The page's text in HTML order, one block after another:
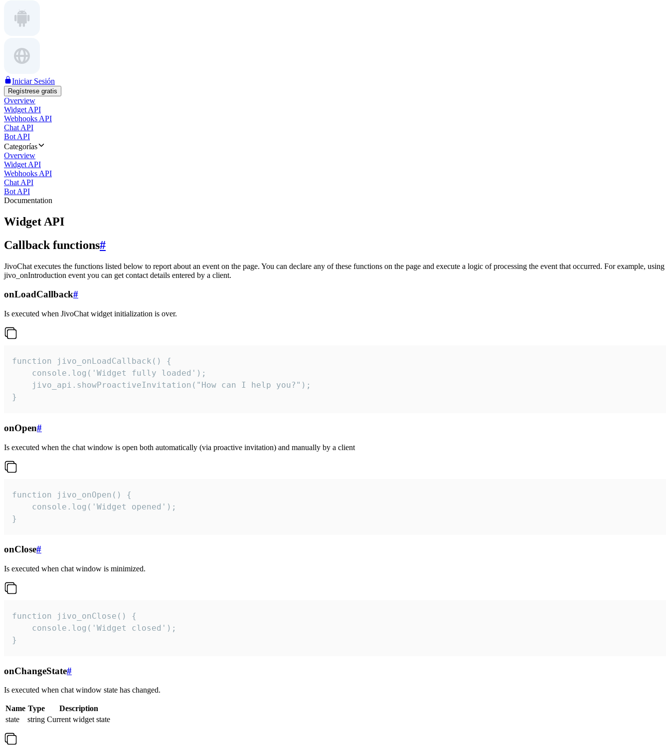
Iniciar Sesión
Regístrese gratis
Overview
Widget API
Webhooks API
Chat API
Bot API
Categorías
Overview
Widget API
Webhooks API
Chat API
Bot API
Documentation
Widget API
Callback functions#
JivoChat executes the functions listed below to report about an event on the page. You can declare any of these functions on the page and execute a logic of processing the event that occurred. For example, using
jivo_onIntroduction event you can get contact details entered by a client.
onLoadCallback#
Is executed when JivoChat widget initialization is over.
function jivo_onLoadCallback() {
    console.log('Widget fully loaded');
    jivo_api.showProactiveInvitation("How can I help you?");
}
onOpen#
Is executed when the chat window is open both automatically (via proactive invitation) and manually by a client
function jivo_onOpen() {
    console.log('Widget opened');
}
onClose#
Is executed when chat window is minimized.
function jivo_onClose() {
    console.log('Widget closed');
}
onChangeState#
Is executed when chat window state has changed.
Name Type
Description
state
string Current widget state